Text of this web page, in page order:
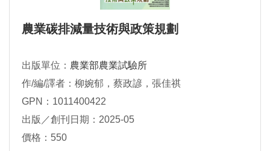
農業碳排減量技術與政策規劃
出版單位： 農業部農業試驗所
作/編/譯者：柳婉郁，蔡政諺，張佳祺
GPN：1011400422
出版／創刊日期：2025-05
價格：550